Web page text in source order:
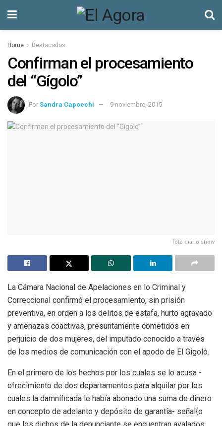
Home Destacados
Confirman el procesamiento
del “Gígolo”
Por Sandra Capocchi 9 noviembre, 2015
foto diario show
La Cámara Nacional de Apelaciones en lo Criminal y
Correccional confirmó el procesamiento, sin prisión
preventiva, en orden a los delitos de estafa, hurto agravado
y amenazas coactivas, presuntamente cometidos en
perjuicio de dos mujeres, del imputado conocido a través
de los medios de comunicación con el apodo de El Gigoló.
En el primero de los hechos por los cuales se lo acusa -
ofrecimiento de dos departamentos para alquilar por los
cuales la damnificada le había abonado una suma de dinero
en concepto de adelanto y depósito de garantía- señal{o